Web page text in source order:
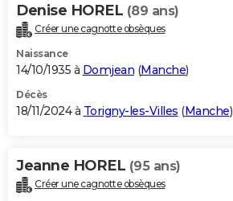
Denise HOREL (89 ans)
Créer une cagnotte obsèques
Naissance
14/10/1935 à Domjean (Manche)
Décès
18/11/2024 à Torigny-les-Villes (Manche)
Jeanne HOREL (95 ans)
Créer une cagnotte obsèques